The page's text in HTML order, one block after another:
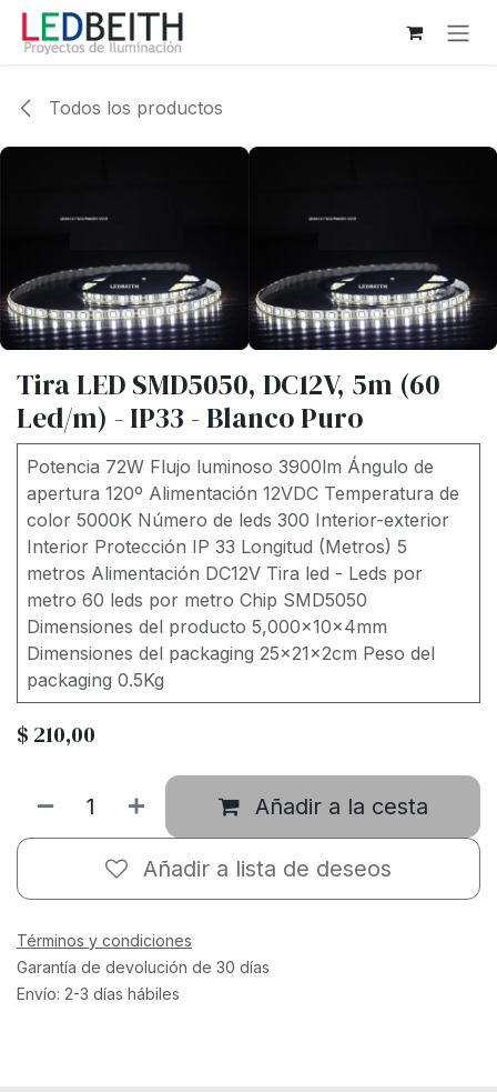
Ir al contenido
Todos los productos
Tira LED SMD5050, DC12V, 5m (60
Led/m) - IP33 - Blanco Puro
Potencia 72W Flujo luminoso 3900lm Ángulo de
apertura 120º Alimentación 12VDC Temperatura de
color 5000K Número de leds 300 Interior-exterior
Interior Protección IP 33 Longitud (Metros) 5
metros Alimentación DC12V Tira led - Leds por
metro 60 leds por metro Chip SMD5050
Dimensiones del producto 5,000x10x4mm
Dimensiones del packaging 25x21x2cm Peso del
packaging 0.5Kg
$ 210,00
Añadir a la cesta
Añadir a lista de deseos
Términos y condiciones
Garantía de devolución de 30 días
Envío: 2-3 días hábiles